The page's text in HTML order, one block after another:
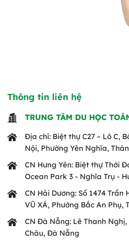
Thông tin liên hệ
TRUNG TÂM DU HỌC
Địa chỉ: Biệt thự C27 – Lô C,
Nội, Phường Yên Nghĩa,
CN Hưng Yên: Biệt thự Thời
Ocean Park 3 - Nghĩa Trụ -
CN Hải Dương: Số 1474 Trần
VŨ XÁ, Phường Bắc An Phụ,
CN Đà Nẵng: Lê Thanh
Châu, Đà Nẵng